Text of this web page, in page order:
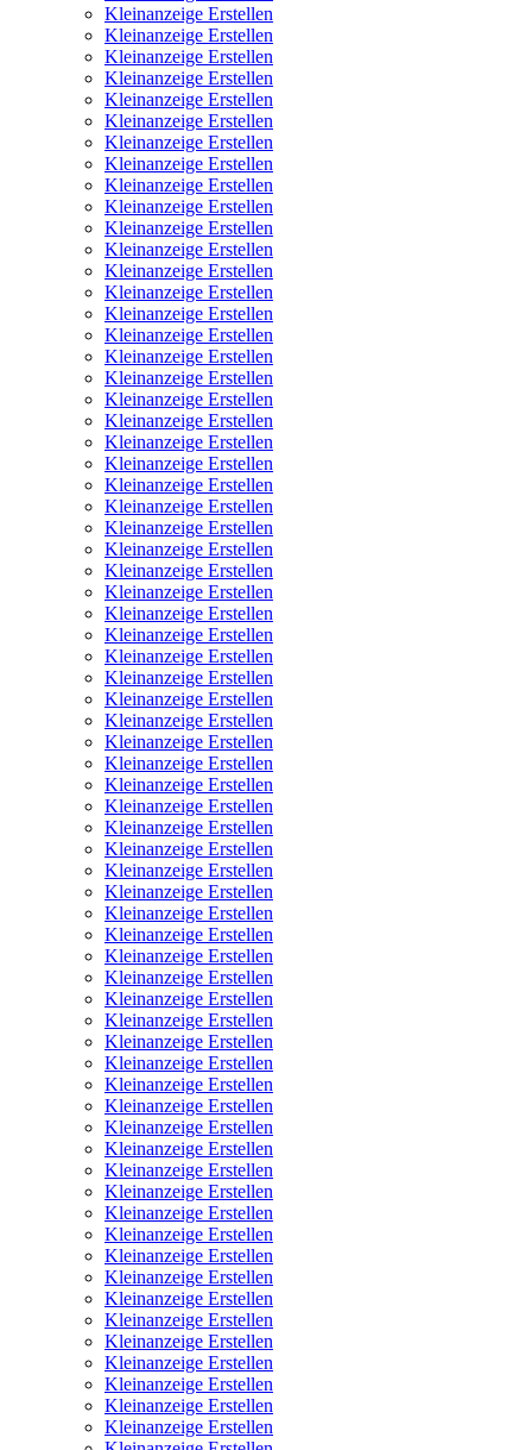
Kleinanzeige Erstellen
Kleinanzeige Erstellen
Kleinanzeige Erstellen
Kleinanzeige Erstellen
Kleinanzeige Erstellen
Kleinanzeige Erstellen
Kleinanzeige Erstellen
Kleinanzeige Erstellen
Kleinanzeige Erstellen
Kleinanzeige Erstellen
Kleinanzeige Erstellen
Kleinanzeige Erstellen
Kleinanzeige Erstellen
Kleinanzeige Erstellen
Kleinanzeige Erstellen
Kleinanzeige Erstellen
Kleinanzeige Erstellen
Kleinanzeige Erstellen
Kleinanzeige Erstellen
Kleinanzeige Erstellen
Kleinanzeige Erstellen
Kleinanzeige Erstellen
Kleinanzeige Erstellen
Kleinanzeige Erstellen
Kleinanzeige Erstellen
Kleinanzeige Erstellen
Kleinanzeige Erstellen
Kleinanzeige Erstellen
Kleinanzeige Erstellen
Kleinanzeige Erstellen
Kleinanzeige Erstellen
Kleinanzeige Erstellen
Kleinanzeige Erstellen
Kleinanzeige Erstellen
Kleinanzeige Erstellen
Kleinanzeige Erstellen
Kleinanzeige Erstellen
Kleinanzeige Erstellen
Kleinanzeige Erstellen
Kleinanzeige Erstellen
Kleinanzeige Erstellen
Kleinanzeige Erstellen
Kleinanzeige Erstellen
Kleinanzeige Erstellen
Kleinanzeige Erstellen
Kleinanzeige Erstellen
Kleinanzeige Erstellen
Kleinanzeige Erstellen
Kleinanzeige Erstellen
Kleinanzeige Erstellen
Kleinanzeige Erstellen
Kleinanzeige Erstellen
Kleinanzeige Erstellen
Kleinanzeige Erstellen
Kleinanzeige Erstellen
Kleinanzeige Erstellen
Kleinanzeige Erstellen
Kleinanzeige Erstellen
Kleinanzeige Erstellen
Kleinanzeige Erstellen
Kleinanzeige Erstellen
Kleinanzeige Erstellen
Kleinanzeige Erstellen
Kleinanzeige Erstellen
Kleinanzeige Erstellen
Kleinanzeige Erstellen
Kleinanzeige Erstellen